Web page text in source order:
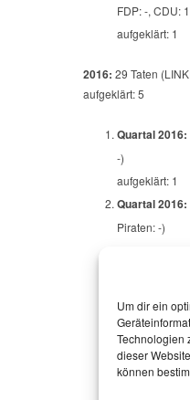
Um dir ein
Technologien
dieser
können
FDP: -, CDU:
aufgeklärt: 1
2016: 29 Taten
aufgeklärt: 5
Quartal 2016:
-)
aufgeklärt: 1
Quartal 2016:
Piraten: -)
aufgeklärt: 3
Quartal 2016:
-)